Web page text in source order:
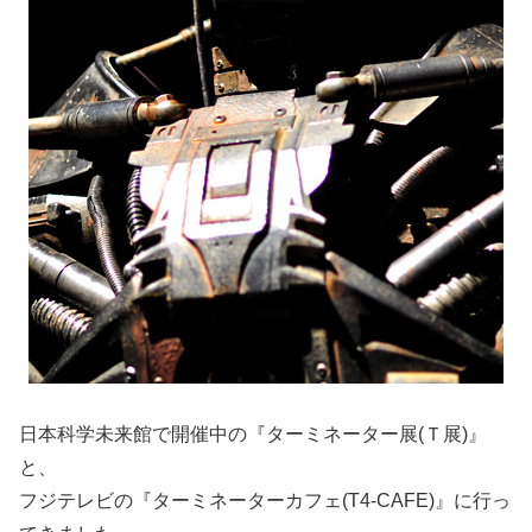
日本科学未来館で開催中の『ターミネーター展(Ｔ展)』
と、
フジテレビの『ターミネーターカフェ(T4-CAFE)』に行っ